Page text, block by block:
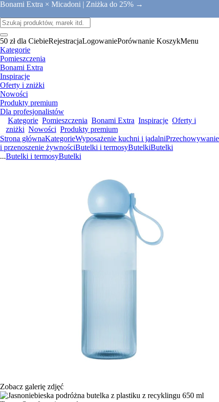
Bonami Extra × Micadoni | Zniżka do 25% →
50 zł dla CiebieRejestracjaLogowaniePorównanie KoszykMenu
Kategorie
Pomieszczenia
Bonami Extra
Inspiracje
Oferty i zniżki
Nowości
Produkty premium
Dla profesjonalistów
Kategorie Pomieszczenia Bonami Extra Inspiracje Oferty i
zniżki Nowości Produkty premium
Strona głównaKategorieWyposażenie kuchni i jadalniPrzechowywanie
i przenoszenie żywnościButelki i termosyButelkiButelki
...Butelki i termosyButelki
Zobacz galerię zdjęć